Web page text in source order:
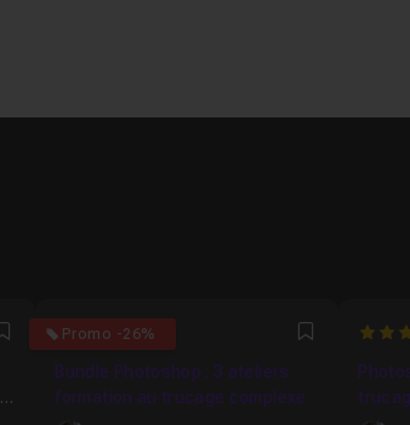
FavoriPromo -26%
0 Favori
Bundle Photoshop : 3 ateliers
formation au trucage complexe
4